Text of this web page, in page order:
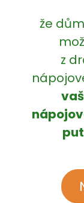
že
z